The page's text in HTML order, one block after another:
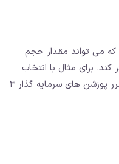
می تواند مقدار حجم
برای مثال با انتخاب
ضریب کپی 3، پتانسیل کسب سود و ضرر پوزشن های سرمایه گذار ۳